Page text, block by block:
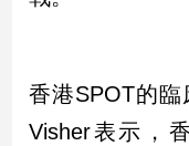
香港SPOT的臨
Visher表示，